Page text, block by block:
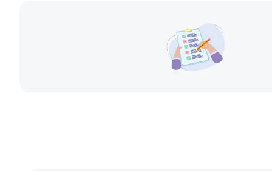
- провозить острые, колющие и режущие предметы,